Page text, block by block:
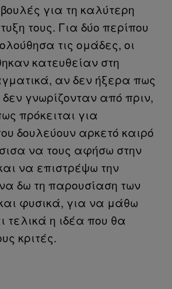
για τη καλύτερη
τους. Για δύο περίπου
τις ομάδες, οι
κατευθείαν στη
αν δεν ήξερα πως
γνωρίζονταν από πριν,
πρόκειται για
δουλεύουν αρκετό καιρό
να τους αφήσω στην
να επιστρέψω την
δω τη παρουσίαση των
φυσικά, για να μάθω
τελικά η ιδέα που θα
κριτές.